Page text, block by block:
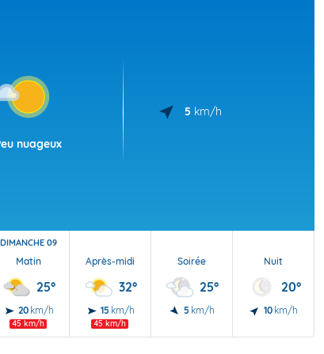
nuageux
5 km/h
DIMANCHE 09
Matin
25°
20 km/h
45 km/h
Après-midi
32°
15 km/h
45 km/h
Soirée
25°
5 km/h
Nuit
20°
10 km/h